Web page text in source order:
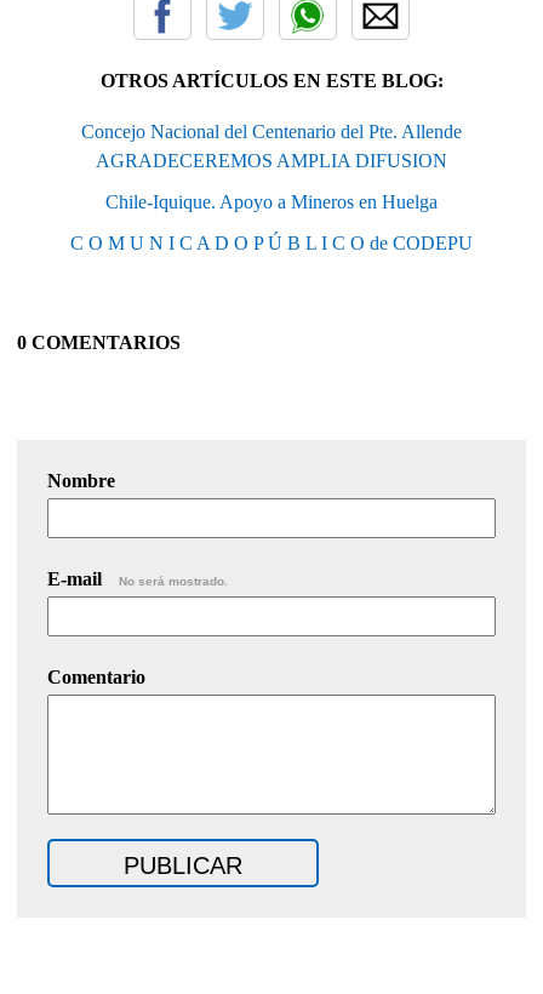
OTROS ARTÍCULOS EN ESTE BLOG:
Concejo Nacional del Centenario del Pte. Allende
AGRADECEREMOS AMPLIA DIFUSION
Chile-Iquique. Apoyo a Mineros en Huelga
C O M U N I C A D O P Ú B L I C O de CODEPU
0 COMENTARIOS
Nombre
E-mail No será mostrado.
Comentario